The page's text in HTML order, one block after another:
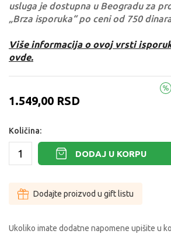
usluga je dostupna u Beogradu za
„Brza isporuka“ po ceni od 750
Više informacija o ovoj vrsti
ovde.
1.549,00 RSD
Količina:
DODAJ U KORPU
Dodajte proizvod u gift listu
Ukoliko imate dodatne napomene upišite u